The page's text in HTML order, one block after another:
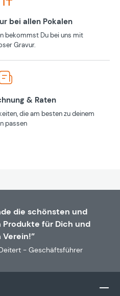
bei allen Pokalen
bekommst Du bei uns mit
Gravur.
& Raten
die am besten zu deinem
passen
die schönsten und
Produkte für Dich und
Verein!”
- Geschäftsführer